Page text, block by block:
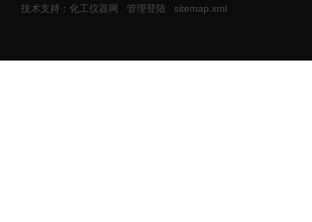
技术支持：化工仪器网 管理登陆 sitemap.xml